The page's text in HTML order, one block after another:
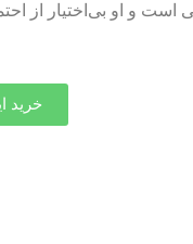
و او بی‌اختیار از
خرید